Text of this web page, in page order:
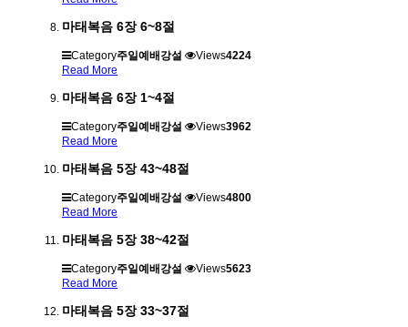
마태복음 6장 6~8절
Category주일예배강설 Views4224
Read More
마태복음 6장 1~4절
Category주일예배강설 Views3962
Read More
마태복음 5장 43~48절
Category주일예배강설 Views4800
Read More
마태복음 5장 38~42절
Category주일예배강설 Views5623
Read More
마태복음 5장 33~37절